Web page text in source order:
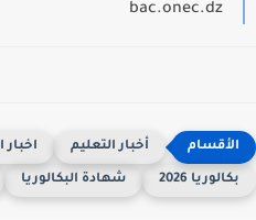
bac.onec.dz
أخبار التعليم اخبار
2026 شهادة البكالوريا